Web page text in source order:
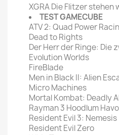
XGRA Die Flitzer stehen
TEST GAMECUBE
ATV 2: Quad Power
Dead to Rights
Der Herr der Ringe: Die
Evolution Worlds
FireBlade
Men in Black II: Alien
Micro Machines
Mortal Kombat: Deadly
Rayman 3 Hoodlum
Resident Evil 3: Nemesis
Resident Evil Zero